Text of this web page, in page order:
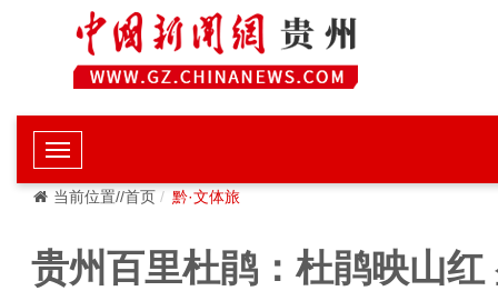
当前位置//首页 黔·文体旅
贵州百里杜鹃：杜鹃映山红